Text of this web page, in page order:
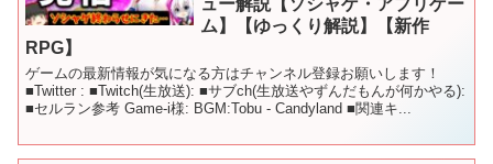
ュー解説【ソシャゲ・アプリゲー
ム】【ゆっくり解説】【新作
RPG】
ゲームの最新情報が気になる方はチャンネル登録お願いします！
■Twitter : ■Twitch(生放送): ■サブch(生放送やずんだもんが何かやる):
■セルラン参考 Game-i様: BGM:Tobu - Candyland ■関連キ...